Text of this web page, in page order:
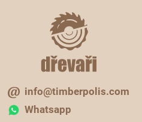
info@timberpolis.com
Whatsapp